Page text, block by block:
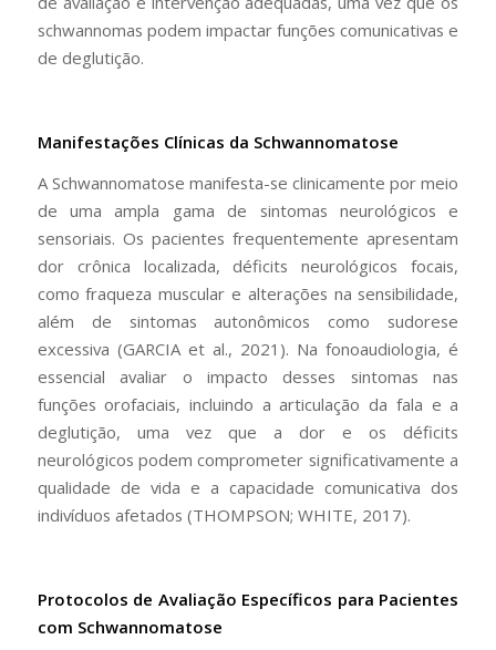
schwannomas podem impactar funções comunicativas e
de deglutição.
Manifestações Clínicas da Schwannomatose
A Schwannomatose manifesta-se clinicamente por meio
de uma ampla gama de sintomas neurológicos e
sensoriais. Os pacientes frequentemente apresentam
dor crônica localizada, déficits neurológicos focais,
como fraqueza muscular e alterações na sensibilidade,
além de sintomas autonômicos como sudorese
excessiva (GARCIA et al., 2021). Na fonoaudiologia, é
essencial avaliar o impacto desses sintomas nas
funções orofaciais, incluindo a articulação da fala e a
deglutição, uma vez que a dor e os déficits
neurológicos podem comprometer significativamente a
qualidade de vida e a capacidade comunicativa dos
indivíduos afetados (THOMPSON; WHITE, 2017).
Protocolos de Avaliação Específicos para Pacientes
com Schwannomatose